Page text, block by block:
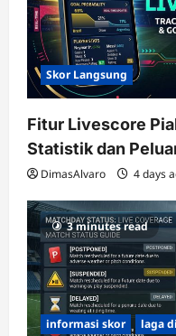
Skor Langsung
Fitur Livescore
Statistik dan
DimasAlvaro 4 days
3 minutes read
informasi skor laga